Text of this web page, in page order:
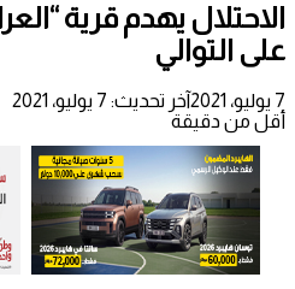
على التوالي
7 يوليو، 2021
آخر تحديث: 7 يوليو، 2021
أقل من دقيقة